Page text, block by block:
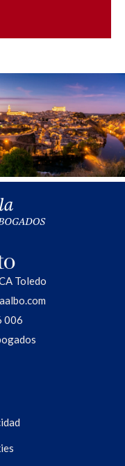
Toledo
006